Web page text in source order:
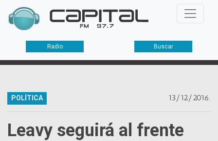
Radio Buscar
13/12/2016.
POLÍTICA
Leavy seguirá al frente